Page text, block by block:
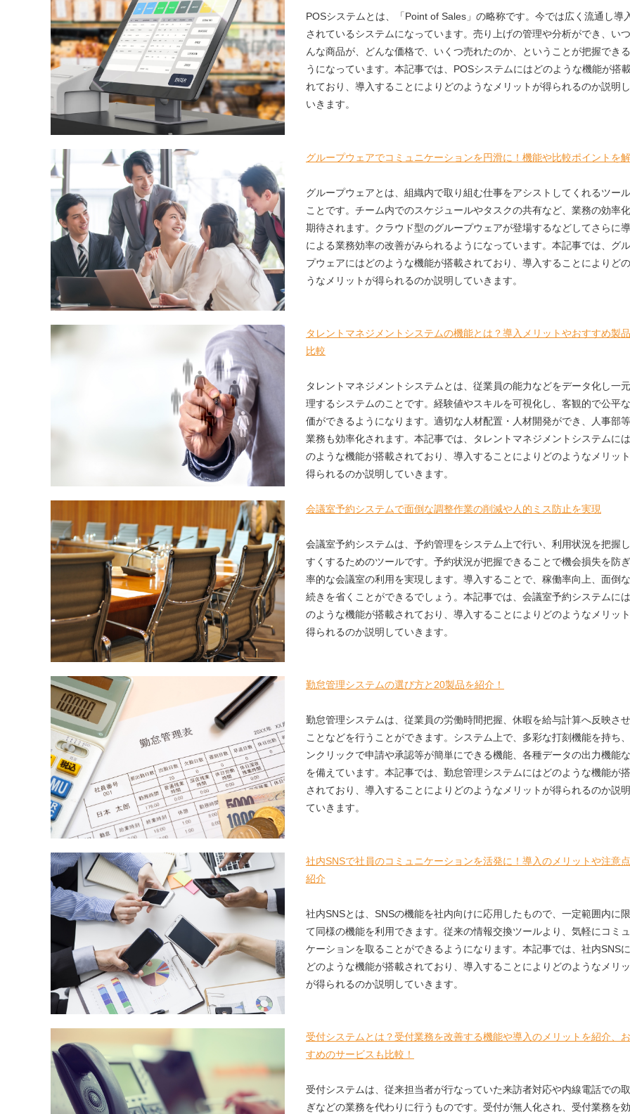
POSシステムとは、「Point of Sales」の略称です。今では広く流通し導
されているシステムになっています。売り上げの管理や分析ができ、い
んな商品が、どんな価格で、いくつ売れたのか、ということが把握でき
うになっています。本記事では、POSシステムにはどのような機能が搭
れており、導入することによりどのようなメリットが得られるのか説明
いきます。
グループウェアでコミュニケーションを円滑に！機能や比較ポイントを
グループウェアとは、組織内で取り組む仕事をアシストしてくれるツー
ことです。チーム内でのスケジュールやタスクの共有など、業務の効率
期待されます。クラウド型のグループウェアが登場するなどしてさらに
による業務効率の改善がみられるようになっています。本記事では、グ
プウェアにはどのような機能が搭載されており、導入することによりど
うなメリットが得られるのか説明していきます。
タレントマネジメントシステムの機能とは？導入メリットやおすすめ製
比較
タレントマネジメントシステムとは、従業員の能力などをデータ化し一
理するシステムのことです。経験値やスキルを可視化し、客観的で公平
価ができるようになります。適切な人材配置・人材開発ができ、人事部
業務も効率化されます。本記事では、タレントマネジメントシステムに
のような機能が搭載されており、導入することによりどのようなメリッ
得られるのか説明していきます。
会議室予約システムで面倒な調整作業の削減や人的ミス防止を実現
会議室予約システムは、予約管理をシステム上で行い、利用状況を把握
すくするためのツールです。予約状況が把握できることで機会損失を防
率的な会議室の利用を実現します。導入することで、稼働率向上、面倒
続きを省くことができるでしょう。本記事では、会議室予約システムに
のような機能が搭載されており、導入することによりどのようなメリッ
得られるのか説明していきます。
勤怠管理システムの選び方と20製品を紹介！
勤怠管理システムは、従業員の労働時間把握、休暇を給与計算へ反映さ
ことなどを行うことができます。システム上で、多彩な打刻機能を持ち
ンクリックで申請や承認等が簡単にできる機能、各種データの出力機能
を備えています。本記事では、勤怠管理システムにはどのような機能が
されており、導入することによりどのようなメリットが得られるのか説
ていきます。
社内SNSで社員のコミュニケーションを活発に！導入のメリットや注意
紹介
社内SNSとは、SNSの機能を社内向けに応用したもので、一定範囲内に
て同様の機能を利用できます。従来の情報交換ツールより、気軽にコミ
ケーションを取ることができるようになります。本記事では、社内SNS
どのような機能が搭載されており、導入することによりどのようなメリ
が得られるのか説明していきます。
受付システムとは？受付業務を改善する機能や導入のメリットを紹介、
すめのサービスも比較！
受付システムは、従来担当者が行なっていた来訪者対応や内線電話での
ぎなどの業務を代わりに行うものです。受付が無人化され、受付業務を